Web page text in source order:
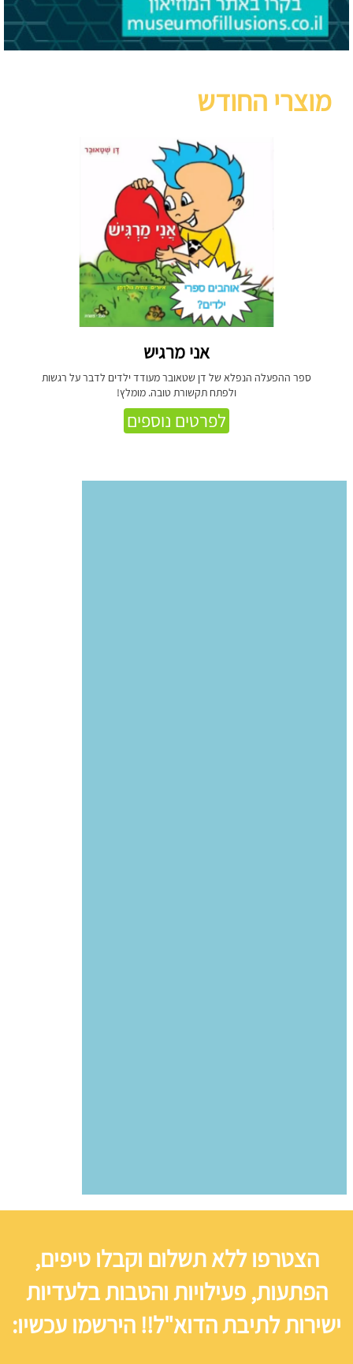
מוצרי החודש
אני מרגיש
ספר ההפעלה הנפלא של דן שטאובר מעודד ילדים לדבר על רגשות
ולפתח תקשורת טובה. מומלץ!
לפרטים נוספים
הצטרפו ללא תשלום וקבלו טיפים,
הפתעות, פעילויות והטבות בלעדיות
ישירות לתיבת הדוא"ל!! הירשמו עכשיו: